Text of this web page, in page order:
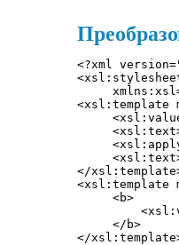
<?xml
<xsl:template
</
<xsl:template
     <b>
     </b>
</